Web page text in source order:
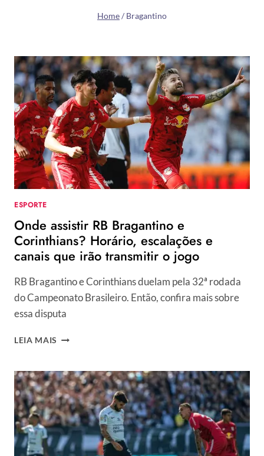
Home/ Bragantino
ESPORTE
Onde assistir RB Bragantino e
Corinthians? Horário, escalações e
canais que irão transmitir o jogo
RB Bragantino e Corinthians duelam pela 32ª rodada
do Campeonato Brasileiro. Então, confira mais sobre
essa disputa
LEIA MAIS ONDE
BRAGANTINO
E
CORINTHIANS?
HORÁRIO,
ESCALAÇÕES
E
CANAIS